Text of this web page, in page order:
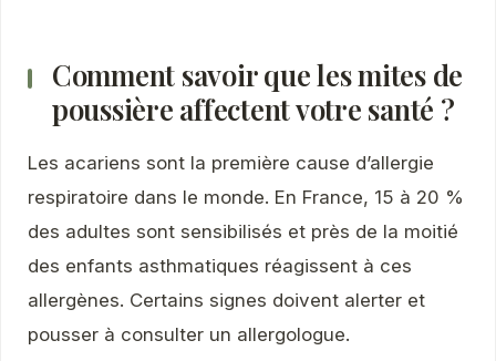
Comment savoir que les mites de
poussière affectent votre santé ?
Les acariens sont la première cause d’allergie
respiratoire dans le monde. En France, 15 à 20 %
des adultes sont sensibilisés et près de la moitié
des enfants asthmatiques réagissent à ces
allergènes. Certains signes doivent alerter et
pousser à consulter un allergologue.